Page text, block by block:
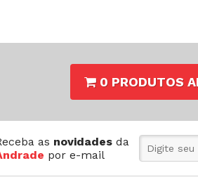
0 PRODUTOS
as novidades da
por e-mail